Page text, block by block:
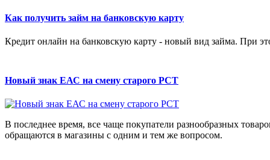
Как получить займ на банковскую карту
Кредит онлайн на банковскую карту - новый вид займа. При
Новый знак ЕАС на смену старого РСТ
В последнее время, все чаще покупатели разнообразных
обращаются в магазины с одним и тем же вопросом.